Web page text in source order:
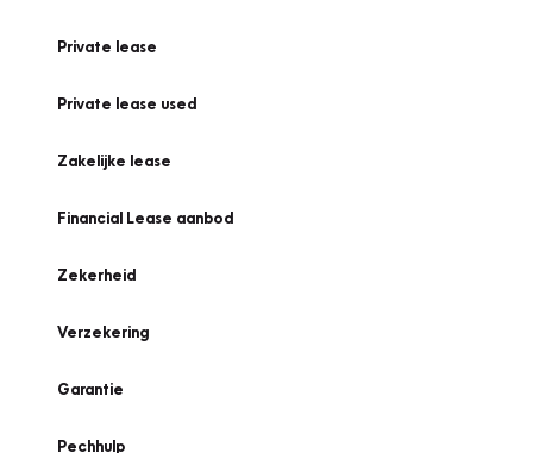
Private lease
Private lease used
Zakelijke lease
Financial Lease aanbod
Zekerheid
Verzekering
Garantie
Pechhulp